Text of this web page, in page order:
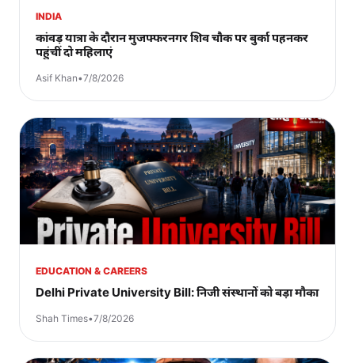
INDIA
कांवड़ यात्रा के दौरान मुजफ्फरनगर शिव चौक पर बुर्का पहनकर
पहुंचीं दो महिलाएं
Asif Khan•7/8/2026
EDUCATION & CAREERS
Delhi Private University Bill: निजी संस्थानों को बड़ा मौका
Shah Times•7/8/2026